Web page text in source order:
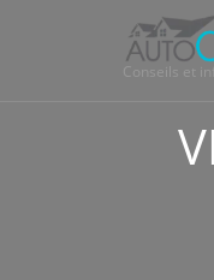
Conseils et